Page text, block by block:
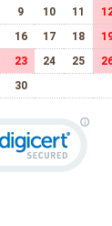
9 10 11
16 17 18
23 24 25
30